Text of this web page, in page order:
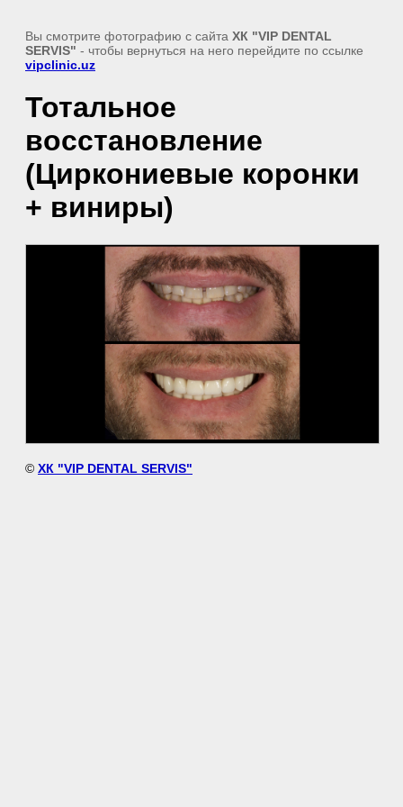
Вы смотрите фотографию с сайта ХК "VIP DENTAL
SERVIS" - чтобы вернуться на него перейдите по ссылке
vipclinic.uz
Тотальное
восстановление
(Циркониевые коронки
+ виниры)
© ХК "VIP DENTAL SERVIS"